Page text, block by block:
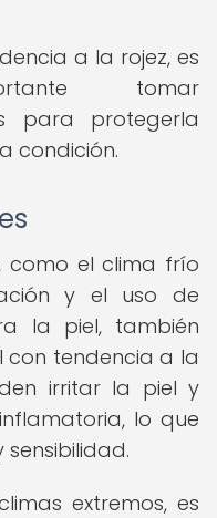
a la rojez, es
tomar
para protegerla
condición.
como el clima frío
y el uso de
la piel, también
con tendencia a la
irritar la piel y
lo que
sensibilidad.
extremos, es